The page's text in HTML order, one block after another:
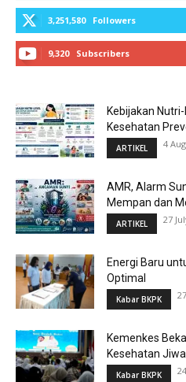
3,251,580 Followers
9,320 Subscribers
Kebijakan
Kesehatan
ARTIKEL 4
AMR, Alarm
Mempan dan
ARTIKEL 27
Energi Baru
Optimal
Kabar BKPK
Kemenkes
Kesehatan Jiwa
Kabar BKPK